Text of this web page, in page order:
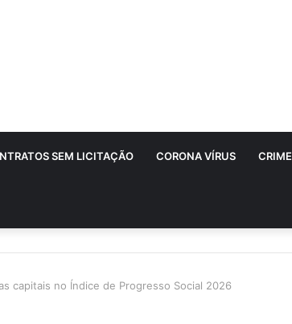
SEM LICITAÇÃO CORONA VÍRUS CRIME
capitais no Índice de Progresso Social 2026